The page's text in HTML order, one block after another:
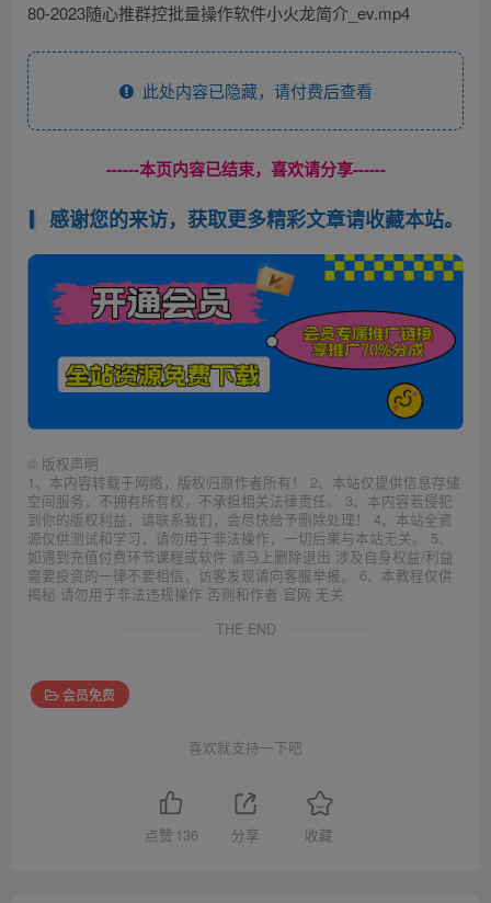
80-2023随心推群控批量操作软件小火龙简介_ev.mp4
此处内容已隐藏，请付费后查看
------本页内容已结束，喜欢请分享------
感谢您的来访，获取更多精彩文章请收藏本站。
© 版权声明
1、本内容转载于网络，版权归原作者所有！ 2、本站仅提供信息存储
空间服务，不拥有所有权，不承担相关法律责任。 3、本内容若侵犯
到你的版权利益，请联系我们，会尽快给予删除处理！ 4、本站全资
源仅供测试和学习，请勿用于非法操作，一切后果与本站无关。 5、
如遇到充值付费环节课程或软件 请马上删除退出 涉及自身权益/利益
需要投资的一律不要相信，访客发现请向客服举报。 6、本教程仅供
揭秘 请勿用于非法违规操作 否则和作者 官网 无关
THE END
会员免费
喜欢就支持一下吧
点赞 136 分享 收藏